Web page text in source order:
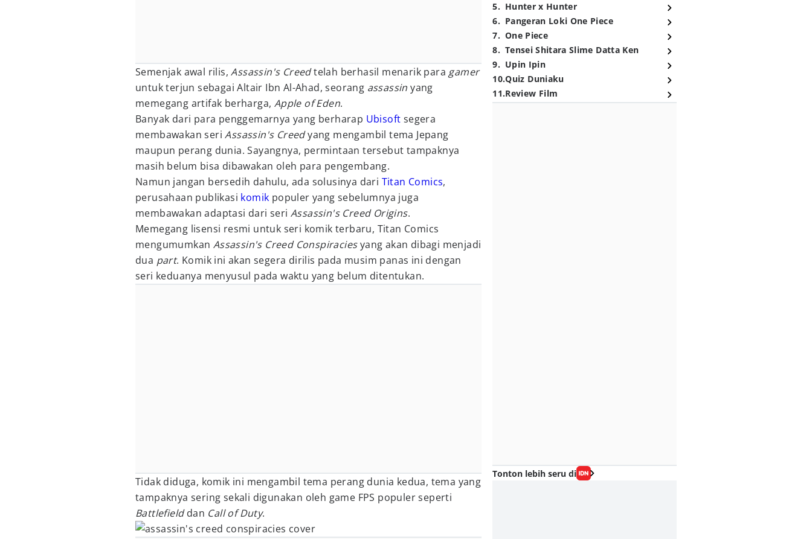
Semenjak awal rilis,Assassin's Creedtelah berhasil menarik para gamer
untuk terjun sebagai Altair Ibn Al-Ahad, seorang assassin yang
memegang artifak berharga, Apple of Eden.
Banyak dari para penggemarnya yang berharap Ubisoft segera
membawakan seriAssassin's Creedyang mengambil tema Jepang
maupun perang dunia. Sayangnya, permintaan tersebut tampaknya
masih belum bisa dibawakan oleh para pengembang.
Namun jangan bersedih dahulu, ada solusinya dari Titan Comics,
perusahaan publikasi komik populer yang sebelumnya juga
membawakan adaptasi dari seri Assassin's Creed Origins.
Memegang lisensi resmi untuk seri komik terbaru, Titan Comics
mengumumkan Assassin's Creed Conspiraciesyang akan dibagi menjadi
dua part. Komik ini akan segera dirilis pada musim panas ini dengan
seri keduanya menyusul pada waktu yang belum ditentukan.
Tidak diduga, komik ini mengambil tema perang dunia kedua, tema yang
tampaknya sering sekali digunakan oleh game FPS populer seperti
Battlefielddan Call of Duty.
5. Hunter x Hunter
6. Pangeran Loki One Piece
7. One Piece
8. Tensei Shitara Slime Datta Ken
9. Upin Ipin
10.Quiz Duniaku
11.Review Film
Tonton lebih seru di